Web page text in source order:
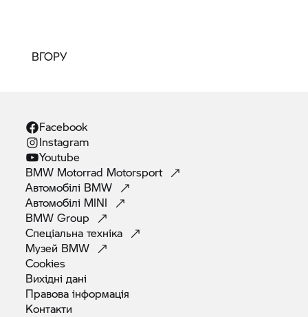
ВГОРУ
Facebook
Instagram
Youtube
BMW Motorrad Motorsport
Автомобілі BMW
Автомобілі MINI
BMWGroup
Спеціальнатехніка
Музей BMW
Cookies
Вихіднідані
Правоваінформація
Контакти